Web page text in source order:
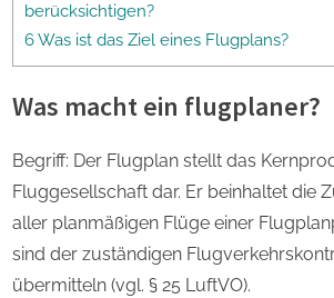
berücksichtigen?
6 Was ist das Ziel eines Flugplans?
Was macht ein flugplaner?
Begriff: Der Flugplan stellt das
Fluggesellschaft dar. Er beinhaltet die
aller planmäßigen Flüge einer
sind der zuständigen
übermitteln (vgl. § 25 LuftVO).